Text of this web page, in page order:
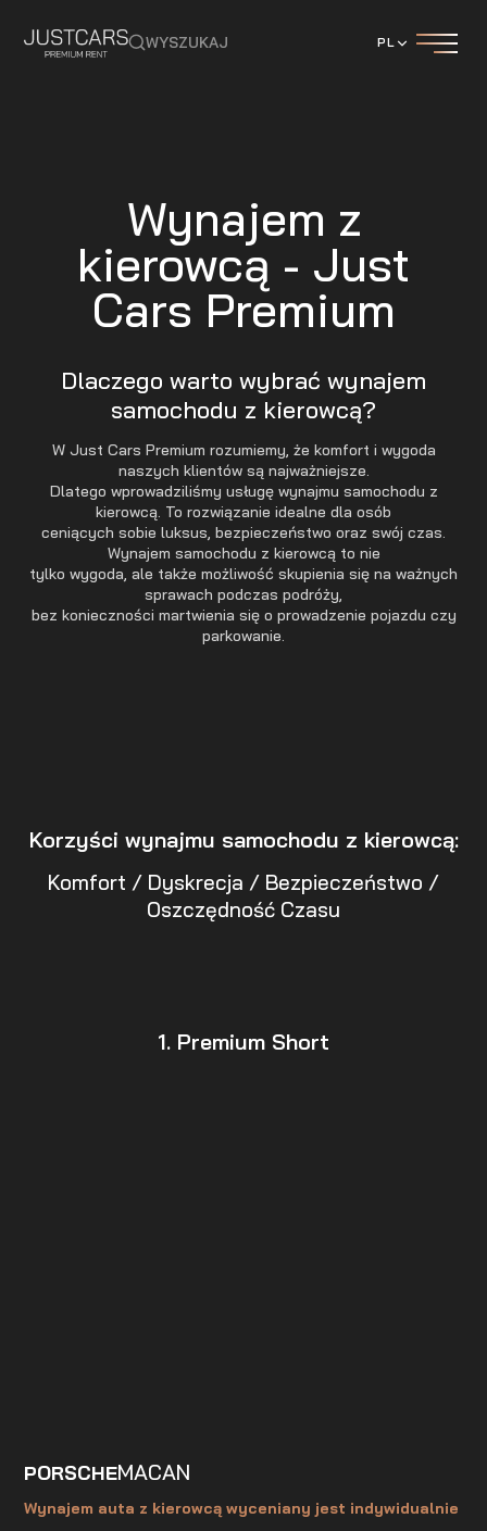
WYSZUKAJ PL
Wynajem z
kierowcą - Just
Cars Premium
Dlaczego warto wybrać wynajem
samochodu z kierowcą?
W Just Cars Premium rozumiemy, że komfort i wygoda
naszych klientów są najważniejsze.
Dlatego wprowadziliśmy usługę wynajmu samochodu z
kierowcą. To rozwiązanie idealne dla osób
ceniących sobie luksus, bezpieczeństwo oraz swój czas.
Wynajem samochodu z kierowcą to nie
tylko wygoda, ale także możliwość skupienia się na ważnych
sprawach podczas podróży,
bez konieczności martwienia się o prowadzenie pojazdu czy
parkowanie.
Korzyści wynajmu samochodu z kierowcą:
Komfort / Dyskrecja / Bezpieczeństwo /
Oszczędność Czasu
1. Premium Short
PORSCHEMACAN
Wynajem auta z kierowcą wyceniany jest indywidualnie